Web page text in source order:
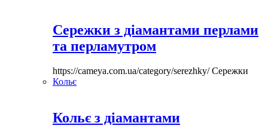
Сережки з діамантами перлами
та перламутром
https://cameya.com.ua/category/serezhky/Сережки
Кольє
Кольє з діамантами